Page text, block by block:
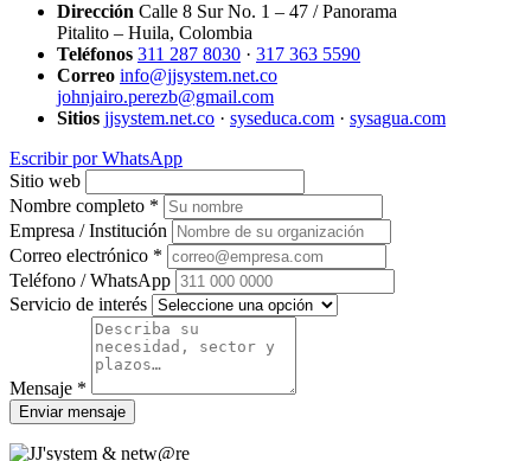
Dirección Calle 8 Sur No. 1 – 47 / Panorama
Pitalito – Huila, Colombia
Teléfonos 311 287 8030 · 317 363 5590
Correo info@jjsystem.net.co
johnjairo.perezb@gmail.com
Sitios jjsystem.net.co · syseduca.com · sysagua.com
Escribir por WhatsApp
Sitio web
Nombre completo *
Empresa / Institución
Correo electrónico *
Teléfono / WhatsApp
Servicio de interés
Mensaje *
Enviar mensaje